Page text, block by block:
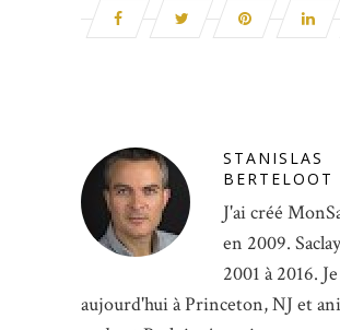
STANISLAS
BERTELOOT
J'ai créé
en 2009.
2001 à 2016.
aujourd'hui à Princeton, NJ et